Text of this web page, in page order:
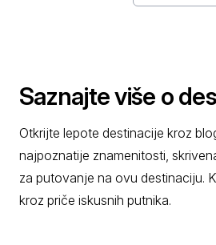
Saznajte više o
Otkrijte lepote destinacije kroz
najpoznatije znamenitosti,
za putovanje na ovu destinaciju.
kroz priče iskusnih putnika.